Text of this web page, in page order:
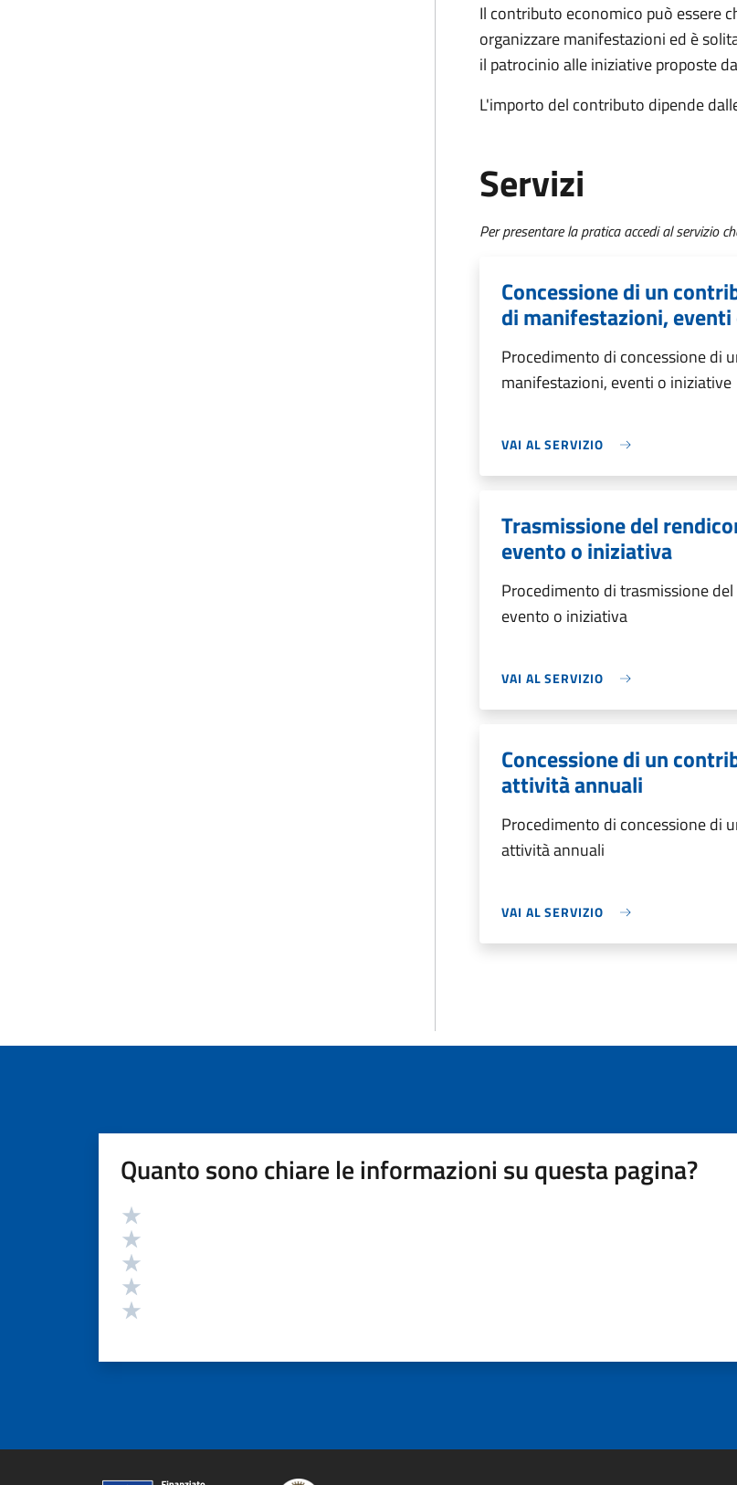
Il contributo economico può essere
organizzare manifestazioni ed è
il patrocinio alle iniziative proposte
L'importo del contributo dipende
Servizi
Per presentare la pratica accedi al servizio
Concessione di un
di manifestazioni,
Procedimento di concessione di
manifestazioni, eventi o iniziative
VAI AL SERVIZIO
Trasmissione del
evento o iniziativa
Procedimento di trasmissione
evento o iniziativa
VAI AL SERVIZIO
Concessione di un
attività annuali
Procedimento di concessione di
attività annuali
VAI AL SERVIZIO
Quanto sono chiare le informazioni su questa pagina?
Valutazione